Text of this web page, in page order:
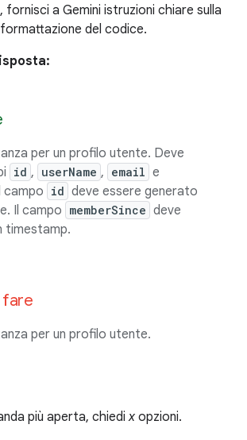
a Gemini istruzioni chiare sulla
del codice.
per un profilo utente. Deve
id , userName , email e
campo id deve essere generato
Il campo memberSince deve
timestamp.
fare
per un profilo utente.
più aperta, chiedix opzioni.